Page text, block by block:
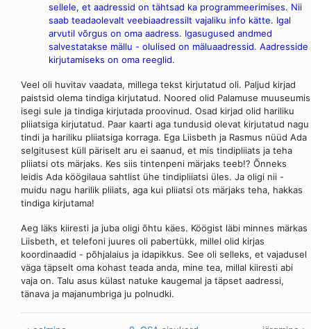
sellele, et aadressid on tähtsad ka programmeerimises. Nii
saab teadaolevalt veebiaadressilt vajaliku info kätte. Igal
arvutil võrgus on oma aadress. Igasugused andmed
salvestatakse mällu - olulised on mäluaadressid. Aadresside
kirjutamiseks on oma reeglid.
Veel oli huvitav vaadata, millega tekst kirjutatud oli. Paljud kirjad
paistsid olema tindiga kirjutatud. Noored olid Palamuse muuseumis
isegi sule ja tindiga kirjutada proovinud. Osad kirjad olid hariliku
pliiatsiga kirjutatud. Paar kaarti aga tundusid olevat kirjutatud nagu
tindi ja hariliku pliiatsiga korraga. Ega Liisbeth ja Rasmus nüüd Ada
selgitusest küll päriselt aru ei saanud, et mis tindipliiats ja teha
pliiatsi ots märjaks. Kes siis tintenpeni märjaks teeb!? Õnneks
leidis Ada köögilaua sahtlist ühe tindipliiatsi üles. Ja oligi nii -
muidu nagu harilik pliiats, aga kui pliiatsi ots märjaks teha, hakkas
tindiga kirjutama!
Aeg läks kiiresti ja juba oligi õhtu käes. Köögist läbi minnes märkas
Liisbeth, et telefoni juures oli pabertükk, millel olid kirjas
koordinaadid - põhjalaius ja idapikkus. See oli selleks, et vajadusel
väga täpselt oma kohast teada anda, mine tea, millal kiiresti abi
vaja on. Talu asus külast natuke kaugemal ja täpset aadressi,
tänava ja majanumbriga ju polnudki.